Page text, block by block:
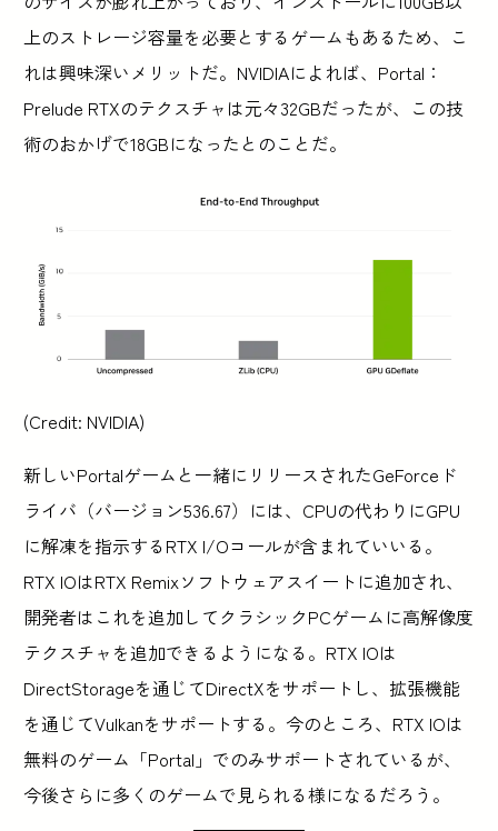
上のストレージ容量を必要とするゲームもあるため、こ
れは興味深いメリットだ。NVIDIAによれば、Portal：
Prelude RTXのテクスチャは元々32GBだったが、この技
術のおかげで18GBになったとのことだ。
(Credit: NVIDIA)
新しいPortalゲームと一緒にリリースされたGeForceド
ライバ（バージョン536.67）には、CPUの代わりにGPU
に解凍を指示するRTX I/Oコールが含まれていいる。
RTX IOはRTX Remixソフトウェアスイートに追加され、
開発者はこれを追加してクラシックPCゲームに高解像度
テクスチャを追加できるようになる。RTX IOは
DirectStorageを通じてDirectXをサポートし、拡張機能
を通じてVulkanをサポートする。今のところ、RTX IOは
無料のゲーム「Portal」でのみサポートされているが、
今後さらに多くのゲームで見られる様になるだろう。